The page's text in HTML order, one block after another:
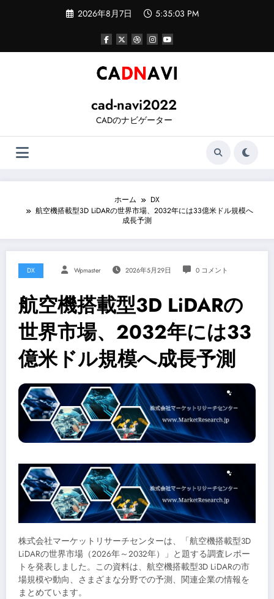
ツ
2026年8月7日 5:35:03 PM
cad-navi2022
CADのナビゲーター
ホーム
DX
航空機搭載型3D LiDARの世界市場、2032年には33億米ドル規模へ
成長予測
DX Wpmaster 2026年5月29日 0 コメント
航空機搭載型3D LiDARの
世界市場、2032年には33
億米ドル規模へ成長予測
株式会社マーケットリサーチセンターは、「航空機搭載型3D
LiDARの世界市場（2026年～2032年）」と題する調査レポー
トを発表しました。この資料は、航空機搭載型3D LiDARの市
場規模や動向、さまざまな分野での予測、関連企業の情報を
まとめています。